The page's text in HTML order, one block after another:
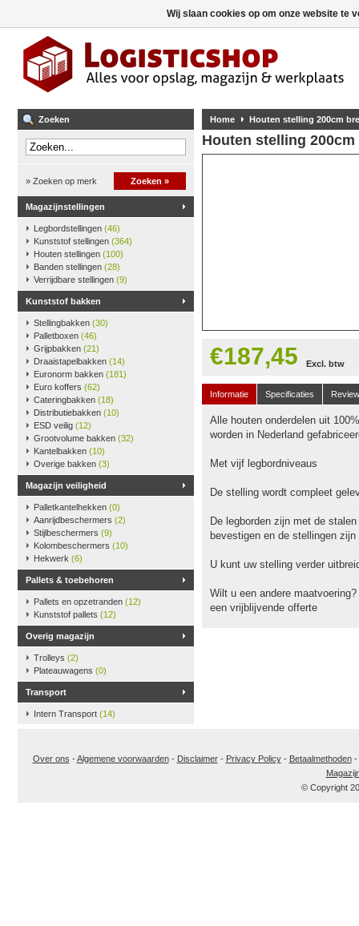
Zoeken
» Zoeken op merk Zoeken »
Magazijnstellingen
Legbordstellingen (46)
Kunststof stellingen (364)
Houten stellingen (100)
Banden stellingen (28)
Verrijdbare stellingen (9)
Kunststof bakken
Stellingbakken (30)
Palletboxen (46)
Grijpbakken (21)
Draaistapelbakken (14)
Euronorm bakken (181)
Euro koffers (62)
Cateringbakken (18)
Distributiebakken (10)
ESD veilig (12)
Grootvolume bakken (32)
Kantelbakken (10)
Overige bakken (3)
Magazijn veiligheid
Palletkantelhekken (0)
Aanrijdbeschermers (2)
Stijlbeschermers (9)
Kolombeschermers (10)
Hekwerk (6)
Pallets & toebehoren
Pallets en opzetranden (12)
Kunststof pallets (12)
Overig magazijn
Trolleys (2)
Plateauwagens (0)
Transport
Intern Transport (14)
Home Houten stelling 200cm
Houten stelling
€187,45 Excl. btw
Informatie Specificaties
Alle houten onderdelen uit
worden in Nederland
Met vijf legbordniveaus
De stelling wordt compleet
De legborden zijn met de
bevestigen en de stellingen
U kunt uw stelling verder
Wilt u een andere
een vrijblijvende offerte
Over ons -Algemene voorwaarden- Disclaimer- Privacy Policy- Betaalmethoden-
© Copyright
Wij slaan cookies op om onze website te